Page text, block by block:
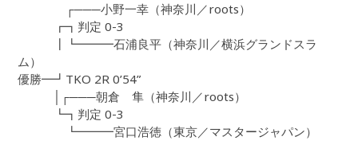
┌───小野一幸（神奈川／roots）
┏┓判定 0-3
┃┗━━━石浦良平（神奈川／横浜グランドスラ
ム）
優勝━┛TKO 2R 0’54”
│┌───朝倉 隼（神奈川／roots）
┗┓判定 0-3
┗━━━宮口浩徳（東京／マスタージャパン）